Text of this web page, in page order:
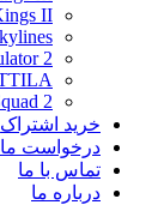
II
2
2
خرید اشتراک
درخواست
تماس با ما
درباره ما